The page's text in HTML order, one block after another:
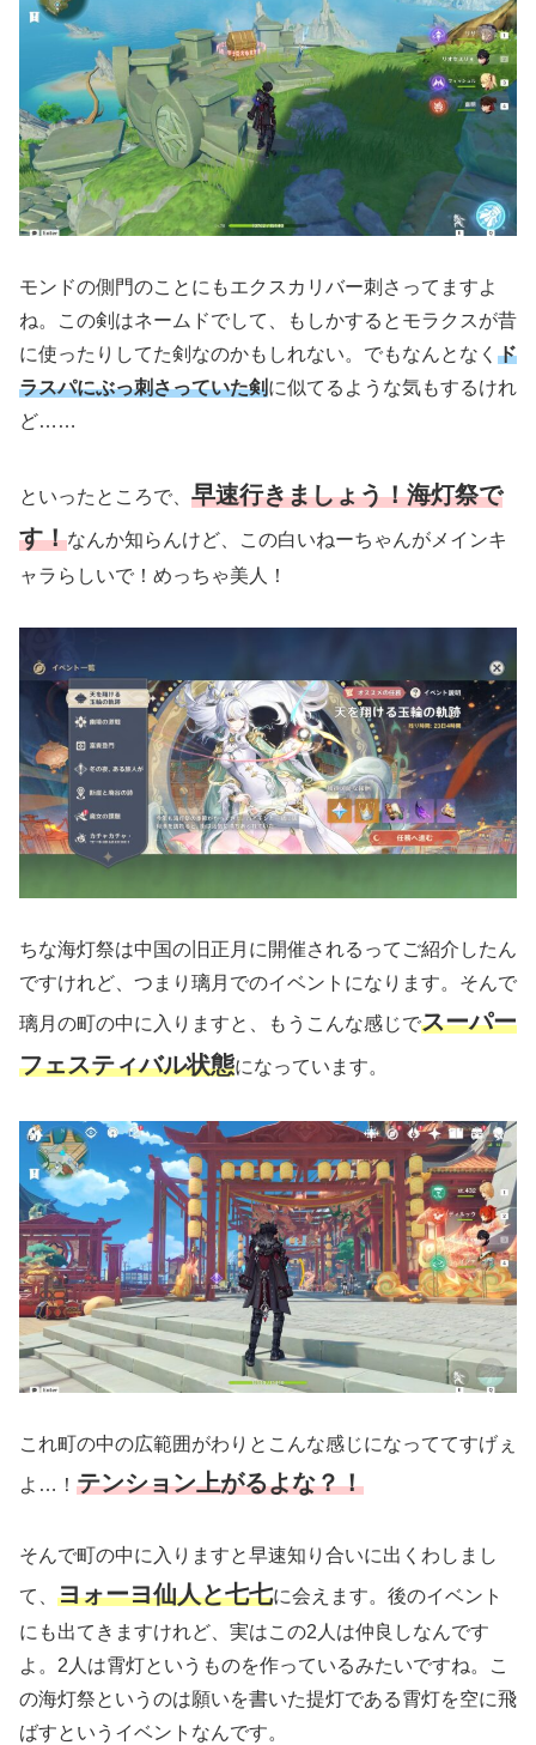
モンドの側門のことにもエクスカリバー刺さってますよ
ね。この剣はネームドでして、もしかするとモラクスが昔
に使ったりしてた剣なのかもしれない。でもなんとなく ド
ラスパにぶっ刺さっていた剣に似てるような気もするけれ
ど……
といったところで、 早速行きましょう！海灯祭で
す！なんか知らんけど、この白いねーちゃんがメインキ
ャラらしいで！めっちゃ美人！
ちな海灯祭は中国の旧正月に開催されるってご紹介したん
ですけれど、つまり璃月でのイベントになります。そんで
璃月の町の中に入りますと、もうこんな感じでスーパー
フェスティバル状態になっています。
これ町の中の広範囲がわりとこんな感じになっててすげぇ
よ…！ テンション上がるよな？！
そんで町の中に入りますと早速知り合いに出くわしまし
て、 ヨォーヨ仙人と七七に会えます。後のイベント
にも出てきますけれど、実はこの2人は仲良しなんです
よ。2人は霄灯というものを作っているみたいですね。こ
の海灯祭というのは願いを書いた提灯である霄灯を空に飛
ばすというイベントなんです。